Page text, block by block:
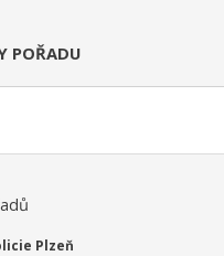
POŘADU
Plzeň